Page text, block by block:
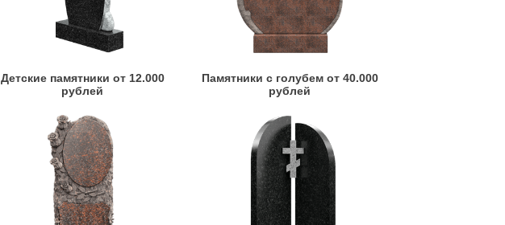
Детские памятники от 12.000
рублей
Памятники с голубем от 40.000
рублей